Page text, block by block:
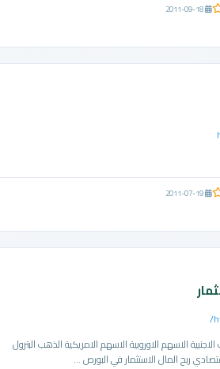
الاسهم الاوروبية الاسهم الامريكية الذهب البترول
ربح المال الاستثمار في البورص ...